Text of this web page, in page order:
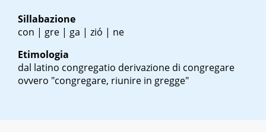
Sillabazione
con | gre | ga | zió | ne
Etimologia
dal latino congregatio derivazione di congregare
ovvero "congregare, riunire in gregge"